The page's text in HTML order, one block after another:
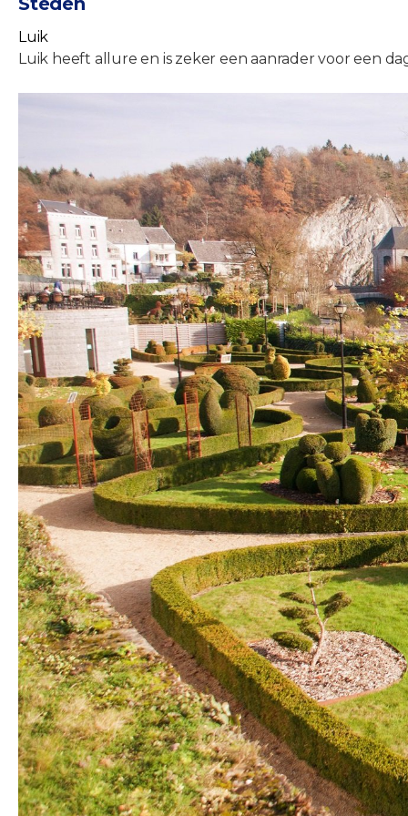
Luik
Luik heeft allure en is zeker een aanrader voor een